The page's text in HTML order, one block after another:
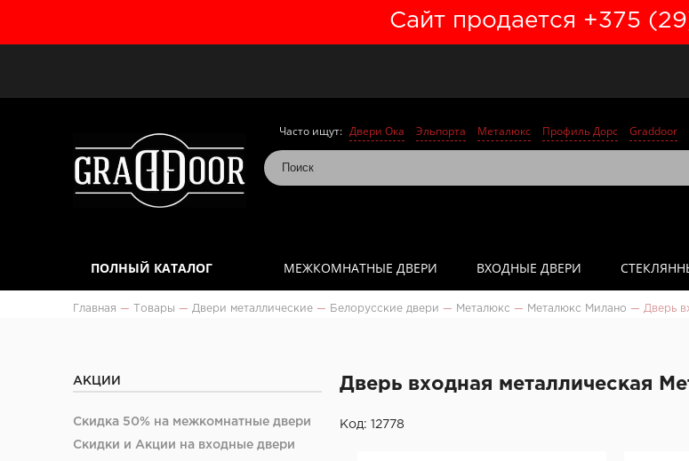
Сайт продается +375
Часто ищут: Двери Ока Эльпорта Металюкс Профиль Дорс Graddoor
ПОЛНЫЙ КАТАЛОГ МЕЖКОМНАТНЫЕ ДВЕРИ ВХОДНЫЕ ДВЕРИ
Главная — Товары — Двери металлические — Белорусские двери — Металюкс — Металюкс Милано — Дверь
АКЦИИ
Скидка 50% на межкомнатные двери
Скидки и Акции на входные двери
Дверь входная металлическая
Код: 12778